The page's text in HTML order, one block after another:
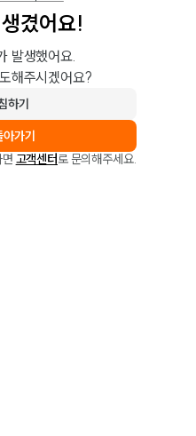
겼어요!
발생했어요.
해주시겠어요?
하기
아가기
고객센터로 문의해주세요.